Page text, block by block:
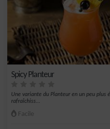
Spicy Planteur
Une variante du Planteur en un peu plus
rafraîchiss...
Facile